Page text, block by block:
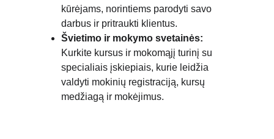
kūrėjams, norintiems parodyti savo
darbus ir pritraukti klientus.
Švietimo ir mokymo svetainės:
Kurkite kursus ir mokomąjį turinį su
specialiais įskiepiais, kurie leidžia
valdyti mokinių registraciją, kursų
medžiagą ir mokėjimus.